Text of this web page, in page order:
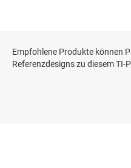
Empfohlene Produkte können
Referenzdesigns zu diesem TI-